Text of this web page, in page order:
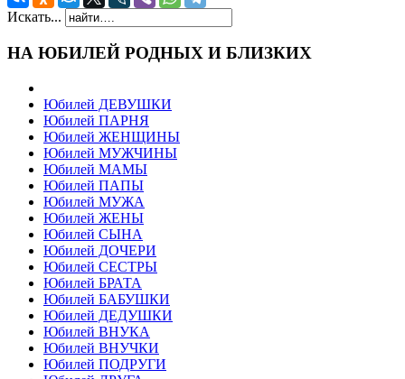
Искать...
НА ЮБИЛЕЙ РОДНЫХ И БЛИЗКИХ
Юбилей ДЕВУШКИ
Юбилей ПАРНЯ
Юбилей ЖЕНЩИНЫ
Юбилей МУЖЧИНЫ
Юбилей МАМЫ
Юбилей ПАПЫ
Юбилей МУЖА
Юбилей ЖЕНЫ
Юбилей СЫНА
Юбилей ДОЧЕРИ
Юбилей СЕСТРЫ
Юбилей БРАТА
Юбилей БАБУШКИ
Юбилей ДЕДУШКИ
Юбилей ВНУКА
Юбилей ВНУЧКИ
Юбилей ПОДРУГИ